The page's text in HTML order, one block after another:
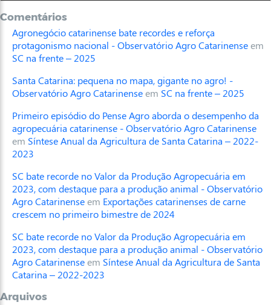
Comentários
Agronegócio catarinense bate recordes e reforça
protagonismo nacional - Observatório Agro Catarinenseem
SC na frente – 2025
Santa Catarina: pequena no mapa, gigante no agro! -
Observatório Agro Catarinenseem SC na frente – 2025
Primeiro episódio do Pense Agro aborda o desempenho da
agropecuária catarinense - Observatório Agro Catarinense
em Síntese Anual da Agricultura de Santa Catarina – 2022-
2023
SC bate recorde no Valor da Produção Agropecuária em
2023, com destaque para a produção animal - Observatório
Agro Catarinenseem Exportações catarinenses de carne
crescem no primeiro bimestre de 2024
SC bate recorde no Valor da Produção Agropecuária em
2023, com destaque para a produção animal - Observatório
Agro Catarinenseem Síntese Anual da Agricultura de Santa
Catarina – 2022-2023
Arquivos